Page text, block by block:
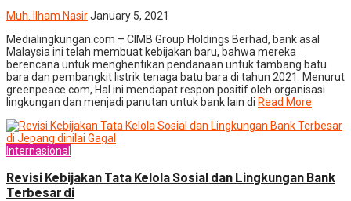
Muh. Ilham NasirJanuary 5, 2021
Medialingkungan.com – CIMB Group Holdings Berhad, bank asal
Malaysia ini telah membuat kebijakan baru, bahwa mereka
berencana untuk menghentikan pendanaan untuk tambang batu
bara dan pembangkit listrik tenaga batu bara di tahun 2021. Menurut
greenpeace.com, Hal ini mendapat respon positif oleh organisasi
lingkungan dan menjadi panutan untuk bank lain di Read More
Internasional
Revisi Kebijakan Tata Kelola Sosial dan Lingkungan Bank
Terbesar di